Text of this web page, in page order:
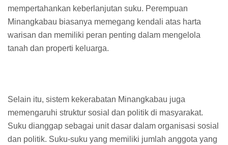
mempertahankan keberlanjutan suku. Perempuan
Minangkabau biasanya memegang kendali atas harta
warisan dan memiliki peran penting dalam mengelola
tanah dan properti keluarga.
Selain itu, sistem kekerabatan Minangkabau juga
memengaruhi struktur sosial dan politik di masyarakat.
Suku dianggap sebagai unit dasar dalam organisasi sosial
dan politik. Suku-suku yang memiliki jumlah anggota yang